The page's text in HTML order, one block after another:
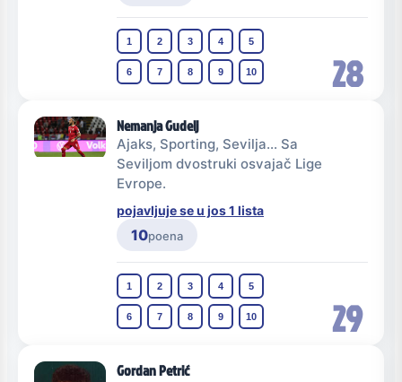
28
1 2 3 4 5
6 7 8 9 10
29
Nemanja Gudelj
Ajaks, Sporting, Sevilja... Sa
Seviljom dvostruki osvajač Lige
Evrope.
pojavljuje se u jos 1 lista
10poena
1 2 3 4 5
6 7 8 9 10
Gordan Petrić